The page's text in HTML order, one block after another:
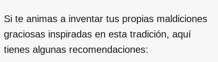
Si te animas a inventar tus propias maldiciones
graciosas inspiradas en esta tradición, aquí
tienes algunas recomendaciones: